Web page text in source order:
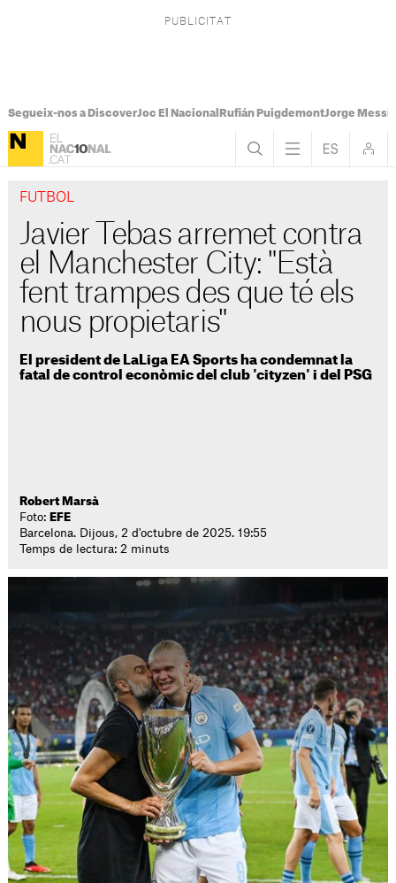
Segueix-nos a DiscoverJoc El Nacional Rufián PuigdemontJorge Messi
FUTBOL
Javier Tebas arremet contra
el Manchester City: "Està
fent trampes des que té els
nous propietaris"
El president de LaLiga EA Sports ha condemnat la
fatal de control econòmic del club 'cityzen' i del PSG
Robert Marsà
Foto: EFE
Barcelona. Dijous, 2 d'octubre de 2025. 19:55
Temps de lectura: 2 minuts